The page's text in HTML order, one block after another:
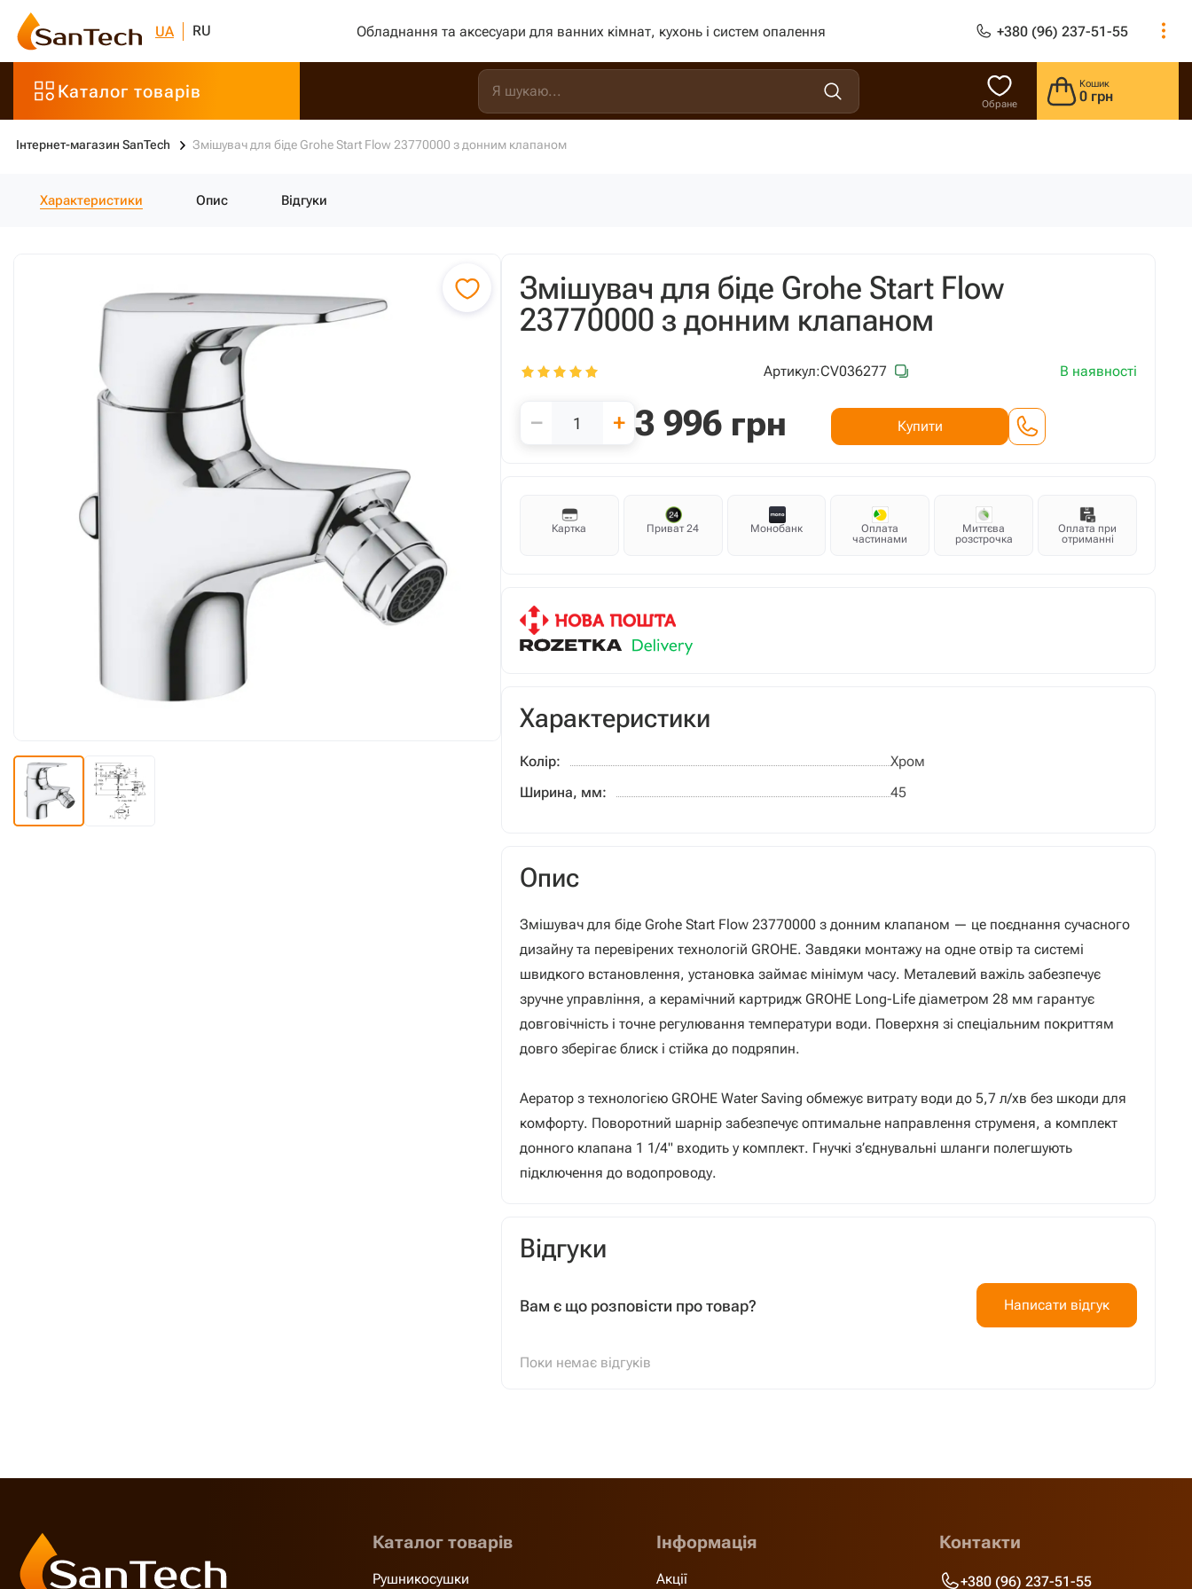
UA RU Обладнання та аксесуари для ванних кімнат, кухонь і систем опалення +380 (96) 237-51-55
Каталог товарів
Обране
Кошик
0 грн
Інтернет-магазин SanTech Змішувач для біде Grohe Start Flow 23770000 з донним клапаном
Характеристики Опис Відгуки
Змішувач для біде Grohe Start Flow
23770000 з донним клапаном
Артикул:CV036277 В наявності
− + 3 996 грн Купити
Картка Приват 24 Монобанк
Оплата
частинами
Миттєва
розстрочка
Оплата при
отриманні
Характеристики
Колір:
Хром
Ширина, мм:
45
Опис
Змішувач для біде Grohe Start Flow 23770000 з донним клапаном — це поєднання сучасного
дизайну та перевірених технологій GROHE. Завдяки монтажу на одне отвір та системі
швидкого встановлення, установка займає мінімум часу. Металевий важіль забезпечує
зручне управління, а керамічний картридж GROHE Long-Life діаметром 28 мм гарантує
довговічність і точне регулювання температури води. Поверхня зі спеціальним покриттям
довго зберігає блиск і стійка до подряпин.
Аератор з технологією GROHE Water Saving обмежує витрату води до 5,7 л/хв без шкоди для
комфорту. Поворотний шарнір забезпечує оптимальне направлення струменя, а комплект
донного клапана 1 1/4" входить у комплект. Гнучкі з’єднувальні шланги полегшують
підключення до водопроводу.
Відгуки
Вам є що розповісти про товар? Написати відгук
Поки немає відгуків
Каталог товарів
Рушникосушки
Інформація
Акції
Контакти
+380 (96) 237-51-55